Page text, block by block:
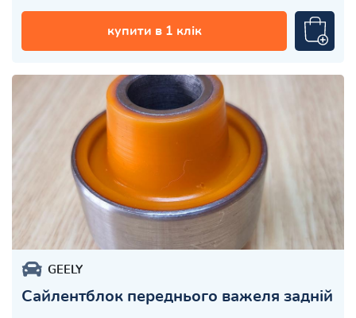
купити в 1 клік
GEELY
Сайлентблок переднього важеля задній